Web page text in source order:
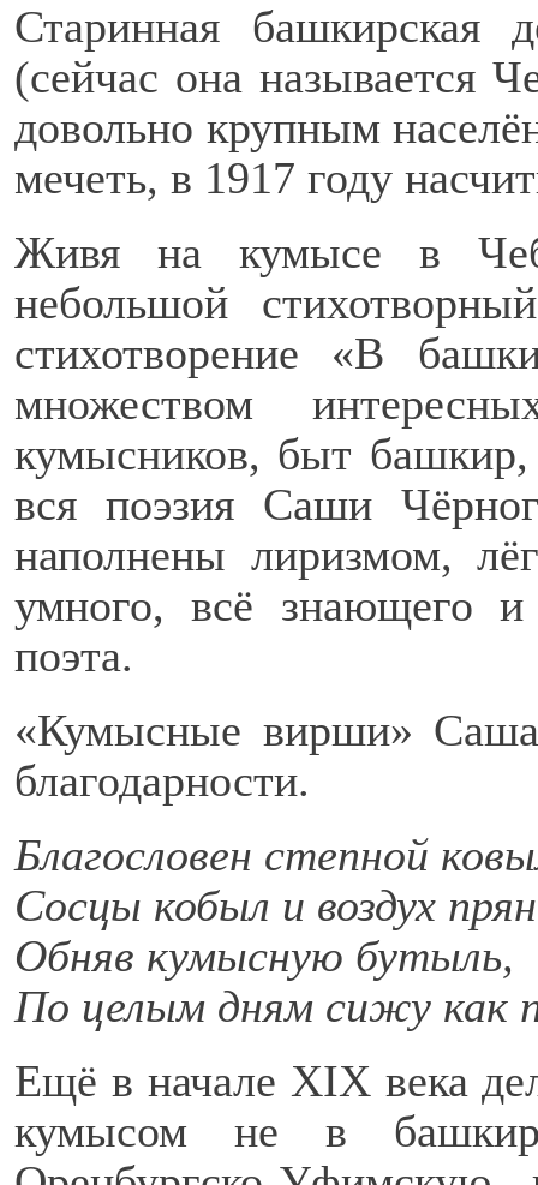
Старинная башкирская
(сейчас она называется
довольно крупным
мечеть, в 1917 году
Живя на кумысе в
небольшой
стихотворение «В
множеством
кумысников, быт
вся поэзия Саши
наполнены лиризмом,
умного, всё знающего
поэта.
«Кумысные вирши»
благодарности.
Благословен степной
Сосцы кобыл и воздух
Обняв кумысную бутыль,
По целым дням сижу как
Ещё в начале XIX века
кумысом не в